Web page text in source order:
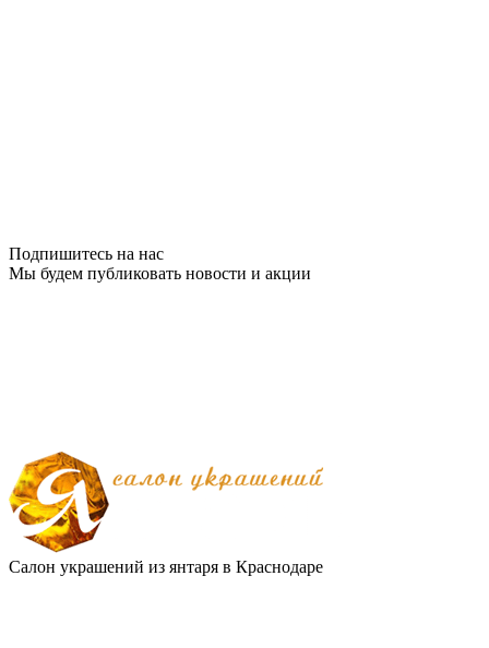
Подпишитесь на нас
Мы будем публиковать новости и акции
Салон украшений из янтаря в Краснодаре